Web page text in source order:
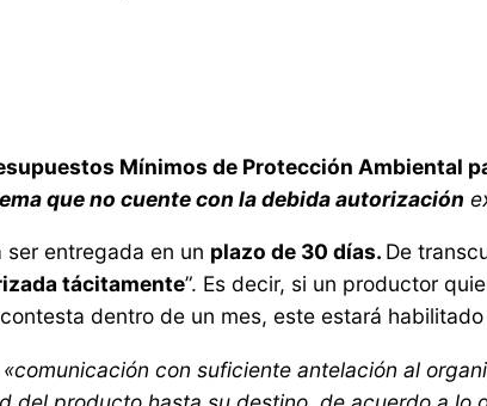
Mínimos de Protección Ambiental
que no cuente con la debida autorización
entregada en un plazo de 30 días. De
tácitamente”. Es decir, si un productor
dentro de un mes, este estará
«comunicación con suficiente antelación al